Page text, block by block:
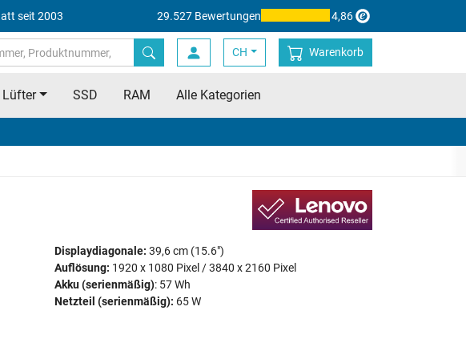
seit 2003 29.527 Bewertungen 4,86
CH Warenkorb
Lüfter SSD RAM Alle Kategorien
Displaydiagonale: 39,6 cm (15.6")
Auflösung: 1920 x 1080 Pixel / 3840 x 2160 Pixel
Akku (serienmäßig): 57 Wh
Netzteil (serienmäßig): 65 W